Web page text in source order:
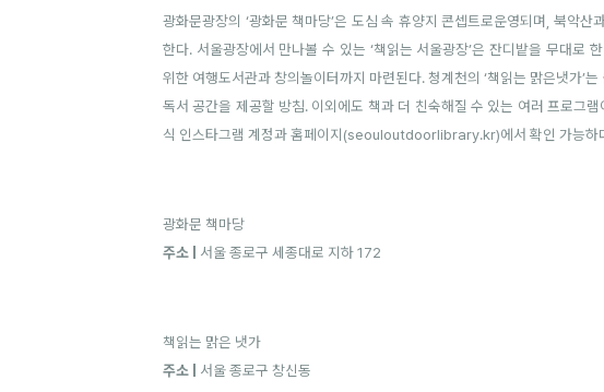
광화문광장의 ‘광화문 책마당’은 도심 속 휴양지 콘셉트로운영되며, 북악
한다. 서울광장에서 만나볼 수 있는 ‘책읽는 서울광장’은 잔디밭을 무대로
위한 여행도서관과 창의놀이터까지 마련된다. 청계천의 ‘책읽는 맑은냇가’
독서 공간을 제공할 방침. 이외에도 책과 더 친숙해질 수 있는 여러 프로그
식 인스타그램 계정과 홈페이지(seouloutdoorlibrary.kr)에서 확인 가능하
광화문 책마당
주소 |
서울 종로구 세종대로 지하 172
책읽는 맑은 냇가
주소 | 서울 종로구 창신동